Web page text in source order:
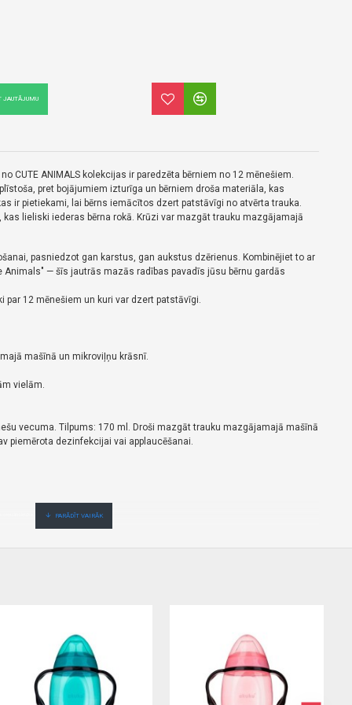
JAUTĀJUMU
CUTE ANIMALS kolekcijas ir paredzēta bērniem no 12 mēnešiem.
pret bojājumiem izturīga un bērniem droša materiāla, kas
ir pietiekami, lai bērns iemācītos dzert patstāvīgi no atvērta trauka.
lieliski iederas bērna rokā. Krūzi var mazgāt trauku mazgājamajā
pasniedzot gan karstus, gan aukstus dzērienus. Kombinējiet to ar
— šīs jautrās mazās radības pavadīs jūsu bērnu gardās
par 12 mēnešiem un kuri var dzert patstāvīgi.
mašīnā un mikroviļņu krāsnī.
vielām.
vecuma. Tilpums: 170 ml. Droši mazgāt trauku mazgājamajā mašīnā
piemērota dezinfekcijai vai applaucēšanai.
cenu,ātri,ērti,bez gaidīšanas.Cenas no vairumtirgotāja.